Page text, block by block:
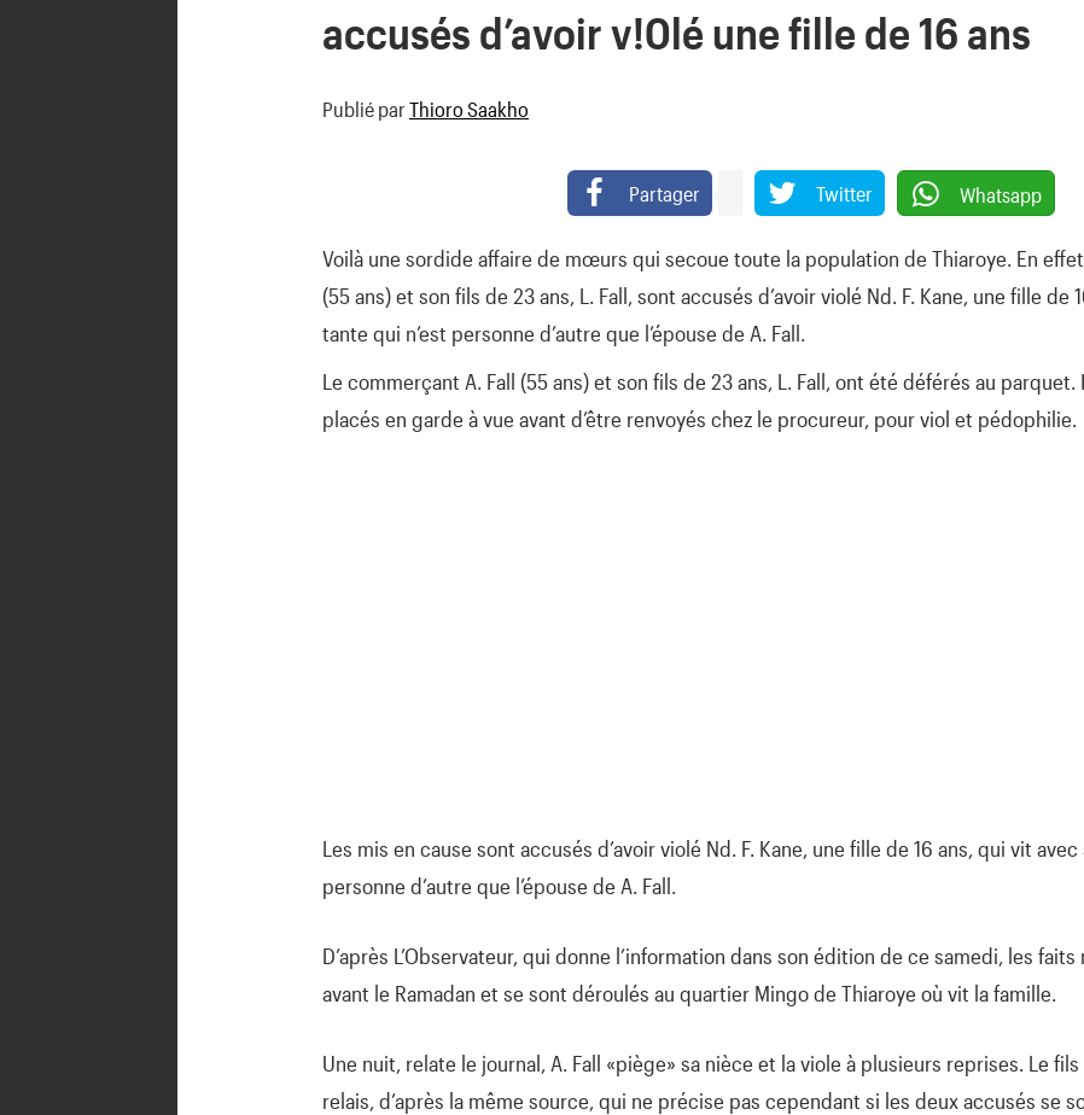
accusés d’avoir v!0lé une fille de 16 ans
Publié par Thioro Saakho
Partager Twitter Whatsapp
Voilà une sordide affaire de mœurs qui secoue toute la population de Thiaroye. En
(55 ans) et son fils de 23 ans, L. Fall, sont accusés d’avoir violé Nd. F. Kane, une fille de
tante qui n’est personne d’autre que l’épouse de A. Fall.
Le commerçant A. Fall (55 ans) et son fils de 23 ans, L. Fall, ont été déférés au
placés en garde à vue avant d’être renvoyés chez le procureur, pour viol et pédophilie.
Les mis en cause sont accusés d’avoir violé Nd. F. Kane, une fille de 16 ans, qui vit avec
personne d’autre que l’épouse de A. Fall.
D’après L’Observateur, qui donne l’information dans son édition de ce samedi, les
avant le Ramadan et se sont déroulés au quartier Mingo de Thiaroye où vit la famille.
Une nuit, relate le journal, A. Fall «piège» sa nièce et la viole à plusieurs reprises. Le
relais, d’après la même source, qui ne précise pas cependant si les deux accusés se